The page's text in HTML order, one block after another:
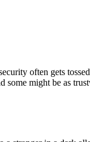
often gets
some might be as